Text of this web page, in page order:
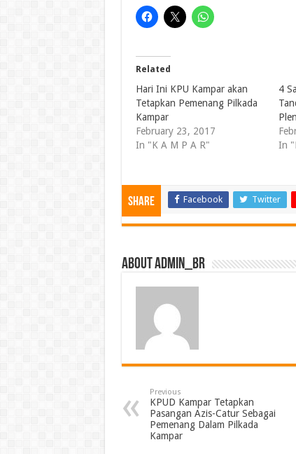
Related
Hari Ini KPU Kampar akan
Tetapkan Pemenang Pilkada
Kampar
February 23, 2017
In "K A M P A R"
4
In
Share Facebook Twitter
About admin_br
Previous
KPUD Kampar Tetapkan
Pasangan Azis-Catur Sebagai
Pemenang Dalam Pilkada
Kampar